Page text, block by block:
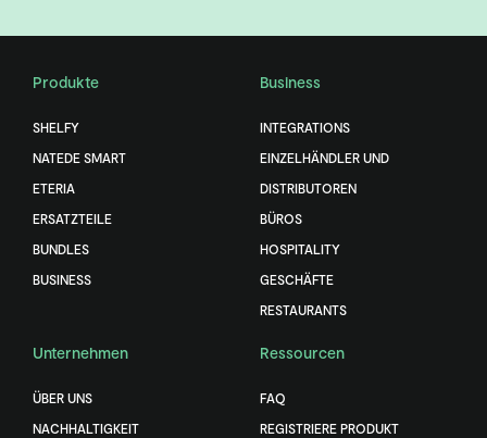
Produkte
SHELFY
NATEDE SMART
ETERIA
ERSATZTEILE
BUNDLES
BUSINESS
Business
INTEGRATIONS
EINZELHÄNDLER UND
DISTRIBUTOREN
BÜROS
HOSPITALITY
GESCHÄFTE
RESTAURANTS
Unternehmen
ÜBER UNS
NACHHALTIGKEIT
Ressourcen
FAQ
REGISTRIERE PRODUKT